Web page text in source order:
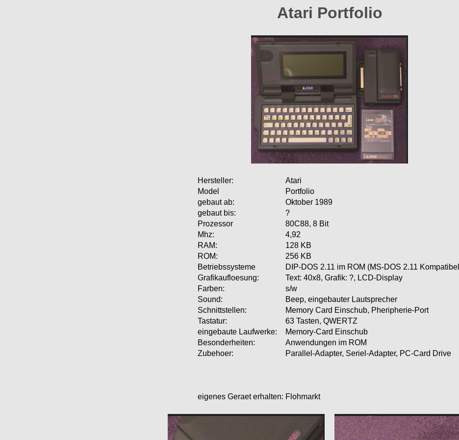
Atari Portfolio
Hersteller:
Atari
Model
Portfolio
gebaut ab:
Oktober 1989
gebaut bis:
?
Prozessor
80C88, 8 Bit
Mhz:
4,92
RAM:
128 KB
ROM:
256 KB
Betriebssysteme
DIP-DOS 2.11 im ROM (MS-DOS 2.11
Grafikaufloesung:
Text: 40x8, Grafik: ?, LCD-Display
Farben:
s/w
Sound:
Beep, eingebauter Lautsprecher
Schnittstellen:
Memory Card Einschub, Pheripherie-Port
Tastatur:
63 Tasten, QWERTZ
eingebaute Laufwerke:
Memory-Card Einschub
Besonderheiten:
Anwendungen im ROM
Zubehoer:
Parallel-Adapter, Seriel-Adapter, PC-Card Drive
eigenes Geraet erhalten: Flohmarkt